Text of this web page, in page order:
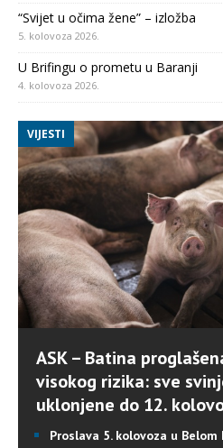
“Svijet u očima žene” – izložba
5. kolovoza 2026.
U Brifingu o prometu u Baranji
4. kolovoza 2026.
VIJESTI
ASK – Batina
visokog rizika: sve
uklonjene do 12.
Proslava 5. kolovoza u